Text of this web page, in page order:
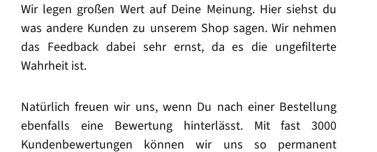
Wir legen großen Wert auf Deine Meinung. Hier siehst du
was andere Kunden zu unserem Shop sagen. Wir nehmen
das Feedback dabei sehr ernst, da es die ungefilterte
Wahrheit ist.
Natürlich freuen wir uns, wenn Du nach einer Bestellung
ebenfalls eine Bewertung hinterlässt. Mit fast 3000
Kundenbewertungen können wir uns so permanent